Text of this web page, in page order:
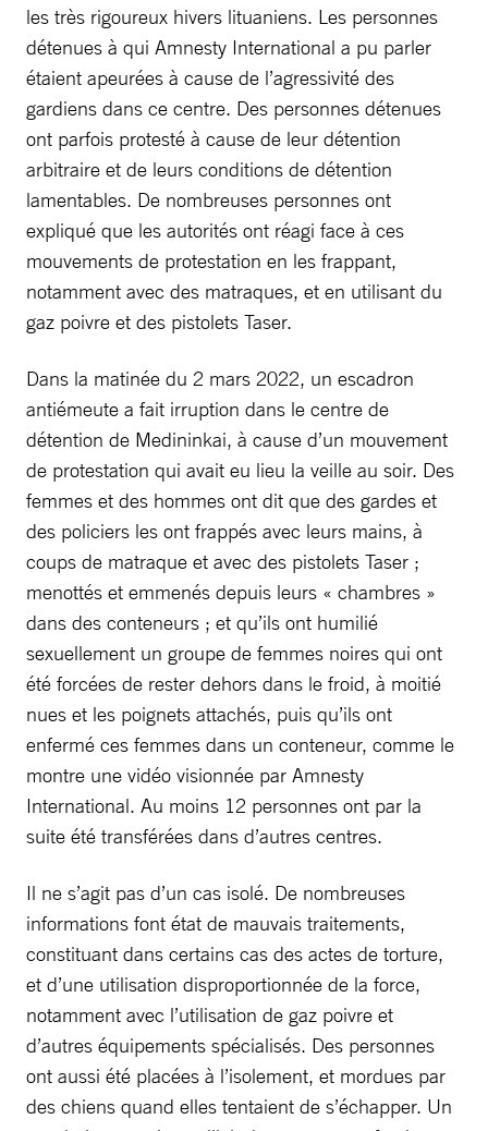
les très rigoureux hivers lituaniens. Les personnes
détenues à qui Amnesty International a pu parler
étaient apeurées à cause de l’agressivité des
gardiens dans ce centre. Des personnes détenues
ont parfois protesté à cause de leur détention
arbitraire et de leurs conditions de détention
lamentables. De nombreuses personnes ont
expliqué que les autorités ont réagi face à ces
mouvements de protestation en les frappant,
notamment avec des matraques, et en utilisant du
gaz poivre et des pistolets Taser.
Dans la matinée du 2 mars 2022, un escadron
antiémeute a fait irruption dans le centre de
détention de Medininkai, à cause d’un mouvement
de protestation qui avait eu lieu la veille au soir. Des
femmes et des hommes ont dit que des gardes et
des policiers les ont frappés avec leurs mains, à
coups de matraque et avec des pistolets Taser ;
menottés et emmenés depuis leurs « chambres »
dans des conteneurs ; et qu’ils ont humilié
sexuellement un groupe de femmes noires qui ont
été forcées de rester dehors dans le froid, à moitié
nues et les poignets attachés, puis qu’ils ont
enfermé ces femmes dans un conteneur, comme le
montre une vidéo visionnée par Amnesty
International. Au moins 12 personnes ont par la
suite été transférées dans d’autres centres.
Il ne s’agit pas d’un cas isolé. De nombreuses
informations font état de mauvais traitements,
constituant dans certains cas des actes de torture,
et d’une utilisation disproportionnée de la force,
notamment avec l’utilisation de gaz poivre et
d’autres équipements spécialisés. Des personnes
ont aussi été placées à l’isolement, et mordues par
des chiens quand elles tentaient de s’échapper. Un